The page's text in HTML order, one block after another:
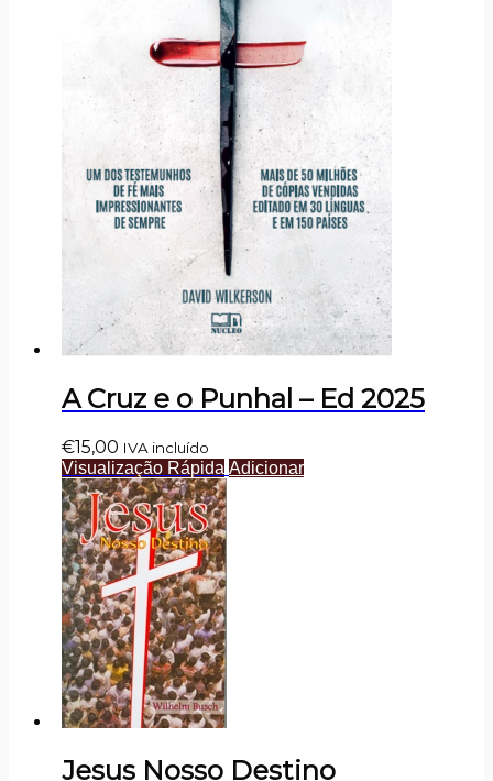
A Cruz e o Punhal – Ed 2025
€15,00 IVA incluído
Visualização Rápida Adicionar
Jesus Nosso Destino